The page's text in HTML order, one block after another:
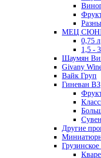
МЕЦ
0,75 л
1,5 -
Шаумян
Givany
Вайк Груп
Гиневан ВЗ
Другие